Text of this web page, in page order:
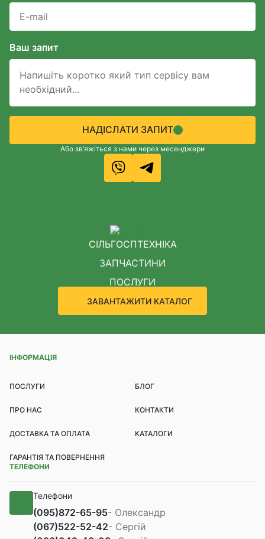
Ваш запит
НАДІСЛАТИ ЗАПИТ
Або зв’яжіться з нами через месенджери
СІЛЬГОСПТЕХНІКА
ЗАПЧАСТИНИ
ПОСЛУГИ
ЗАВАНТАЖИТИ КАТАЛОГ
ІНФОРМАЦІЯ
ПОСЛУГИ БЛОГ
ПРО НАС КОНТАКТИ
ДОСТАВКА ТА ОПЛАТА КАТАЛОГИ
ГАРАНТІЯ ТА ПОВЕРНЕННЯ
ТЕЛЕФОНИ
Телефони
(095)872-65-95- Олександр
(067)522-52-42- Сергій